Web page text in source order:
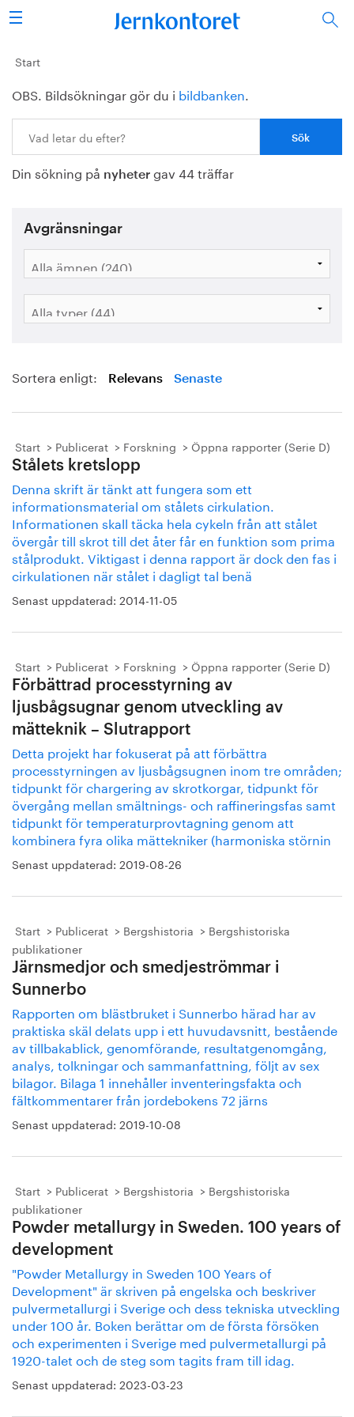
Sök
Stålindustrin
Vision 2050
Forskning/utbildning
Energi/miljö
Vi tycker
Bildbank
Start
OBS. Bildsökningar gör du i bildbanken.
Din sökning på nyheter gav 44 träffar
Avgränsningar
Sortera enligt: Relevans Senaste
Start Publicerat Forskning Öppna rapporter (Serie D)
Stålets kretslopp
Denna skrift är tänkt att fungera som ett
informationsmaterial om stålets cirkulation.
Informationen skall täcka hela cykeln från att stålet
övergår till skrot till det åter får en funktion som prima
stålprodukt. Viktigast i denna rapport är dock den fas i
cirkulationen när stålet i dagligt tal benä
Senast uppdaterad: 2014-11-05
Start Publicerat Forskning Öppna rapporter (Serie D)
Förbättrad processtyrning av
ljusbågsugnar genom utveckling av
mätteknik – Slutrapport
Detta projekt har fokuserat på att förbättra
processtyrningen av ljusbågsugnen inom tre områden;
tidpunkt för chargering av skrotkorgar, tidpunkt för
övergång mellan smältnings- och raffineringsfas samt
tidpunkt för temperaturprovtagning genom att
kombinera fyra olika mättekniker (harmoniska störnin
Senast uppdaterad: 2019-08-26
Start Publicerat Bergshistoria
Bergshistoriska
publikationer
Järnsmedjor och smedjeströmmar i
Sunnerbo
Rapporten om blästbruket i Sunnerbo härad har av
praktiska skäl delats upp i ett huvudavsnitt, bestående
av tillbakablick, genomförande, resultatgenomgång,
analys, tolkningar och sammanfattning, följt av sex
bilagor. Bilaga 1 innehåller inventeringsfakta och
fältkommentarer från jordebokens 72 järns
Senast uppdaterad: 2019-10-08
Start Publicerat Bergshistoria
Bergshistoriska
publikationer
Powder metallurgy in Sweden. 100 years of
development
"Powder Metallurgy in Sweden 100 Years of
Development" är skriven på engelska och beskriver
pulvermetallurgi i Sverige och dess tekniska utveckling
under 100 år. Boken berättar om de första försöken
och experimenten i Sverige med pulvermetallurgi på
1920-talet och de steg som tagits fram till idag.
Senast uppdaterad: 2023-03-23